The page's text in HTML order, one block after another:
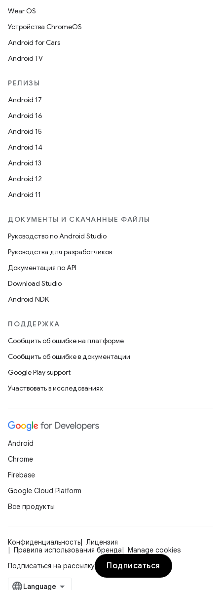
Wear OS
Устройства ChromeOS
Android for Cars
Android TV
РЕЛИЗЫ
Android 17
Android 16
Android 15
Android 14
Android 13
Android 12
Android 11
ДОКУМЕНТЫ И СКАЧАННЫЕ ФАЙЛЫ
Руководство по Android Studio
Руководства для разработчиков
Документация по API
Download Studio
Android NDK
ПОДДЕРЖКА
Сообщить об ошибке на платформе
Сообщить об ошибке в документации
Google Play support
Участвовать в исследованиях
Android
Chrome
Firebase
Google Cloud Platform
Все продукты
Конфиденциальность
Лицензия
Правила использования бренда
Manage cookies
Подписаться на рассылку
Подписаться